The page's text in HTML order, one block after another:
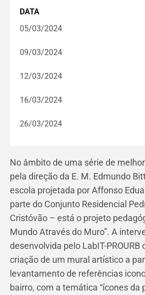
No âmbito de uma série de
pela direção da E. M. Edmundo
escola projetada por Affonso
parte do Conjunto Residencial
Cristóvão – está o projeto
Mundo Através do Muro”. A
desenvolvida pelo LabIT-PROURB
criação de um mural artístico a
levantamento de referências
bairro, com a temática “ícones da
DATA
05/03/2024
09/03/2024
12/03/2024
16/03/2024
26/03/2024